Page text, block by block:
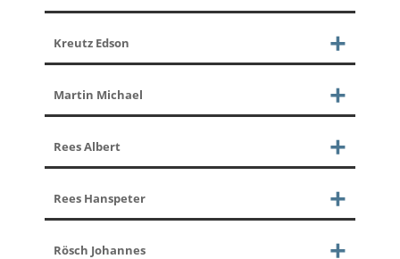
Kreutz Edson
Martin Michael
Rees Albert
Rees Hanspeter
Rösch Johannes